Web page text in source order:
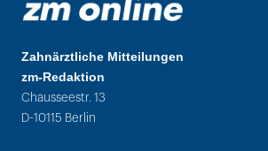
Zahnärztliche Mitteilungen
zm-Redaktion
Chausseestr. 13
D-10115 Berlin